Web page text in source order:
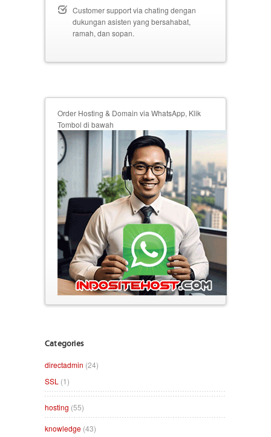
Customer support via chating dengan
dukungan asisten yang bersahabat,
ramah, dan sopan.
Order Hosting & Domain via WhatsApp, Klik
Tombol di bawah
Categories
directadmin (24)
SSL (1)
hosting (55)
knowledge (43)